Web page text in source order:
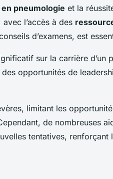
pneumologie et la
l’accès à des
d’examens, est
sur la carrière d’un
opportunités de
limitant les
de nombreuses
tentatives, renforçant